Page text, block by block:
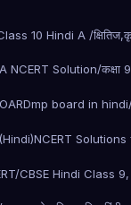
10 Hindi A /
Solution/कक्षा 9
mp board in hindi/
NCERT
CBSE Hindi Class 9,